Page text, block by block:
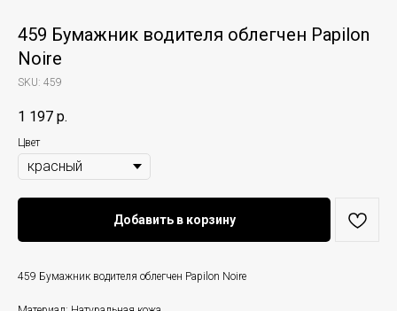
459 Бумажник водителя облегчен Papilon
Noire
SKU: 459
1 197 р.
Цвет
Добавить в корзину
459 Бумажник водителя облегчен Papilon Noire